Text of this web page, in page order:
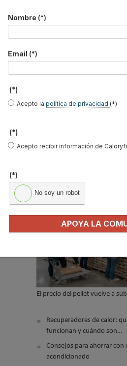
Nombre
Email
Ocupación *
Acepto la
No soy
El precio del pellet vuelve a
Recuperadores de calor:
funcionan y cuándo son…
Consejos para ahorrar con
acondicionado
Nombre (*)
Email (*)
(*)
Acepto la política de privacidad (*)
(*)
Acepto recibir información de
(*)
No soy un robot
APOYA LA